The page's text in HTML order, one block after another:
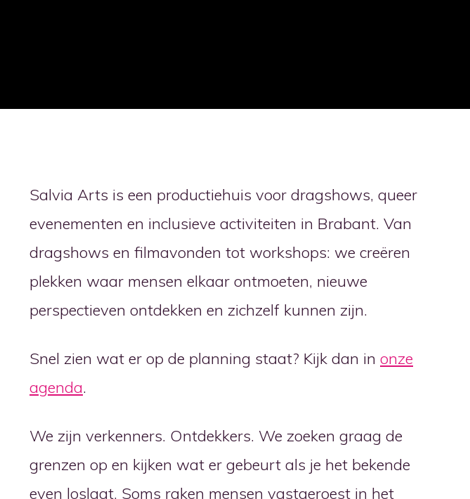
Salvia Arts is een productiehuis voor dragshows, queer
evenementen en inclusieve activiteiten in Brabant. Van
dragshows en filmavonden tot workshops: we creëren
plekken waar mensen elkaar ontmoeten, nieuwe
perspectieven ontdekken en zichzelf kunnen zijn.
Snel zien wat er op de planning staat? Kijk dan in onze
agenda.
We zijn verkenners. Ontdekkers. We zoeken graag de
grenzen op en kijken wat er gebeurt als je het bekende
even loslaat. Soms raken mensen vastgeroest in het